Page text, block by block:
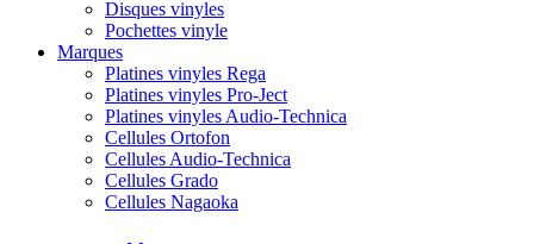
Disques vinyles
Pochettes vinyle
Marques
Platines vinyles Rega
Platines vinyles Pro-Ject
Platines vinyles Audio-Technica
Cellules Ortofon
Cellules Audio-Technica
Cellules Grado
Cellules Nagaoka